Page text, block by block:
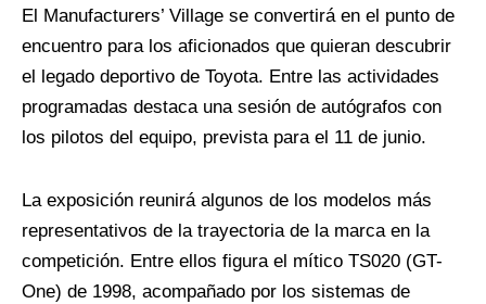
El Manufacturers’ Village se convertirá en el punto de
encuentro para los aficionados que quieran descubrir
el legado deportivo de Toyota. Entre las actividades
programadas destaca una sesión de autógrafos con
los pilotos del equipo, prevista para el 11 de junio.
La exposición reunirá algunos de los modelos más
representativos de la trayectoria de la marca en la
competición. Entre ellos figura el mítico TS020 (GT-
One) de 1998, acompañado por los sistemas de